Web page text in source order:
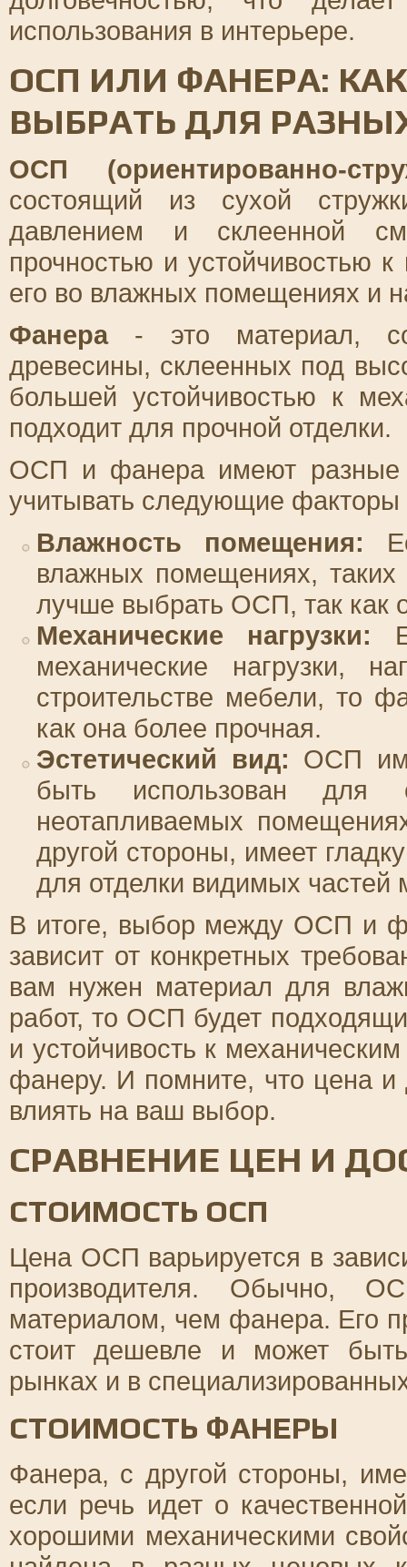
использования в интерьере.
ОСП ИЛИ ФАНЕРА:
ВЫБРАТЬ ДЛЯ
ОСП (ориентированно-
состоящий из сухой
давлением и склеенной
прочностью и устойчивостью к
его во влажных помещениях и
Фанера- это материал,
древесины, склеенных под
большей устойчивостью к
подходит для прочной отделки.
ОСП и фанера имеют разные
учитывать следующие
Влажность помещения:
влажных помещениях, таких
лучше выбрать ОСП, так как
Механические нагрузки:
механические нагрузки,
строительстве мебели, то
как она более прочная.
Эстетический вид: ОСП
быть использован
неотапливаемых
другой стороны, имеет
для отделки видимых частей
В итоге, выбор между ОСП и
зависит от конкретных
вам нужен материал для
работ, то ОСП будет
и устойчивость к
фанеру. И помните, что цена и
влиять на ваш выбор.
СРАВНЕНИЕ ЦЕН И
СТОИМОСТЬ ОСП
Цена ОСП варьируется в
производителя. Обычно,
материалом, чем фанера. Его
стоит дешевле и может
рынках и в
СТОИМОСТЬ ФАНЕРЫ
Фанера, с другой стороны,
если речь идет о
хорошими механическими